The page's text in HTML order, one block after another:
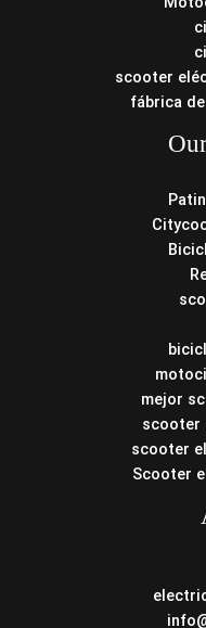
scooter
fábrica
mejor
scooter
scooter
Scooter